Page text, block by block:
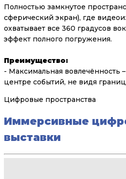
Полностью замкнутое
сферический экран), где
охватывает все 360 градусов
эффект полного погружения.
Преимущество:
- Максимальная вовлечённость
центре событий, не видя
Цифровые пространства
Иммерсивные
выставки